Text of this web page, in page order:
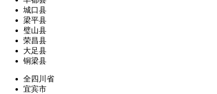
城口县
梁平县
璧山县
荣昌县
大足县
铜梁县
全四川省
宜宾市